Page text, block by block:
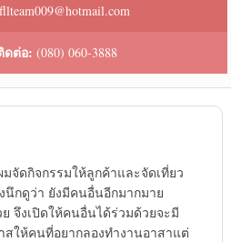
ดต่อ: (080) 060-3888
จัดกิจกรรมให้ลูกค้าและจัดเที่ยว
นึกดูว่า ยังมีคนอื่นอีกมากมาย
จึงเปิดให้คนอื่นได้ร่วมด้วยจะมี
ให้คนที่อยากลองทำงานอาสาแต่